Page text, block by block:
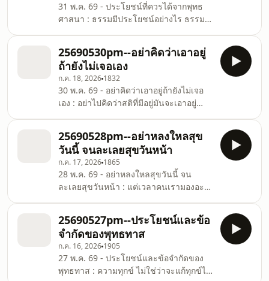
เข้าถึงความสุขที่ช่วยหล่อเลี้ยงใจให้ไม่ต้อง
ไปดิ้นรนที่ไหน อยู่คนเดียวก็มีความสุข
เหมือนที่พระพุทธเจ้าสามารถที่จะนั่งนิ่ง
31 พ.ค. 69 - ประโยชน์ที่ควรได้จากพุทธ
ศาสนา : ธรรมมีประโยชน์อย่างไร ธรรมะ
สัจธรรมความจริงจนกระทั่งไม่ยึดติดถือมั่น
ในสิ่งที่มี มีเท่าไหร่ก็ไม่ได้ยึดมั่นว่ามันจะอยู่
กับเราไปตลอด เข้าใจสัจธรรมความจริงว่า
เมื่อเกิดมาแล้ว ก็ต้องมีแก่ มีเจ็บ มีความ
พลัดพรากสูญเสีย และมีความตาย เมื่อรู้
เช่นนี้แล้ว ก็จะไม่ยึดติดถือมั่นในสิ่งที่มี และ
พร้อมที่จะปล่อยวางได้ อันนี้แหละคือหน้าที
25690530pm--อย่าคิดว่าเอาอยู่
ถ้ายังไม่เจอเอง
ก.ค. 18, 2026 1832
30 พ.ค. 69 - อย่าคิดว่าเอาอยู่ถ้ายังไม่เจอ
เอง : อย่าไปคิดว่าสติที่มีอยู่มันจะเอาอยู่
ยังไม่รู้ว่าอารมณ์ที่เกิดขึ้น ไม่ว่าจะเป็น
emotion หรือ mood นี่มันรุนแรงแค่ไหน
แต่ถ้าเราเจียมเนื้อเจียมตัว ไม่ประมาท
พยายามฝึกอยู่เสมอ สติเพิ่มพูน อันนี้ก็ช่วย
ทำให้ เมื่อถึงเวลา มันก็จะพาเราไม่ให้ถลำ
จมไปในความทุกข์ได้ แม้ว่าจะเกิดเหตุร้าย
กับร่างกาย กับทรัพย์สิน กับการงาน หร
25690528pm--อย่าหลงใหลสุข
วันนี้ จนละเลยสุขวันหน้า
ก.ค. 17, 2026 1865
28 พ.ค. 69 - อย่าหลงใหลสุขวันนี้ จน
ละเลยสุขวันหน้า : แต่เวลาคนเรามองอะไร
ว่าสุขในวันนี้นี่ต้องคว้าไว้ก่อน ถึงแม้มันจะ
ทำให้ทุกข์ในวันหน้า อะไรเป็นทุกข์ในวันนี้
ก็ขอให้เลี่ยงก่อน เพราะว่ามันน่ากลัวกว่า
ทุกข์ในวันหน้า เราต้องรู้เท่าทันกิเลส แล้ว
ก็เลือกที่จะยอมทุกข์ในวันนี้ ถ้าหากว่ามันจะ
ทำให้สุขหรือสบายในวันหน้า อะไรก็ตามที่
25690527pm--ประโยชน์และข้อ
จำกัดของพุทธทาส
ก.ค. 16, 2026 1905
27 พ.ค. 69 - ประโยชน์และข้อจำกัดของ
พุทธทาส : ความทุกข์ ไม่ใช่ว่าจะแก้ทุกข์ได้